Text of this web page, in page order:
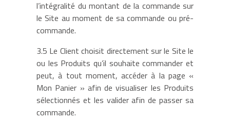
l’intégralité du montant de la commande sur
le Site au moment de sa commande ou pré-
commande.
3.5 Le Client choisit directement sur le Site le
ou les Produits qu’il souhaite commander et
peut, à tout moment, accéder à la page «
Mon Panier » afin de visualiser les Produits
sélectionnés et les valider afin de passer sa
commande.